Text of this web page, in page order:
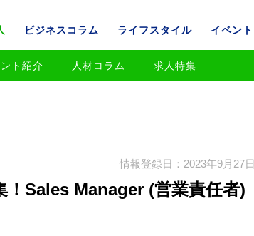
ビジネスコラム ライフスタイル イベント
ト紹介 人材コラム 求人特集
情報登録日：2023年9月27日
！Sales Manager (営業責任者)